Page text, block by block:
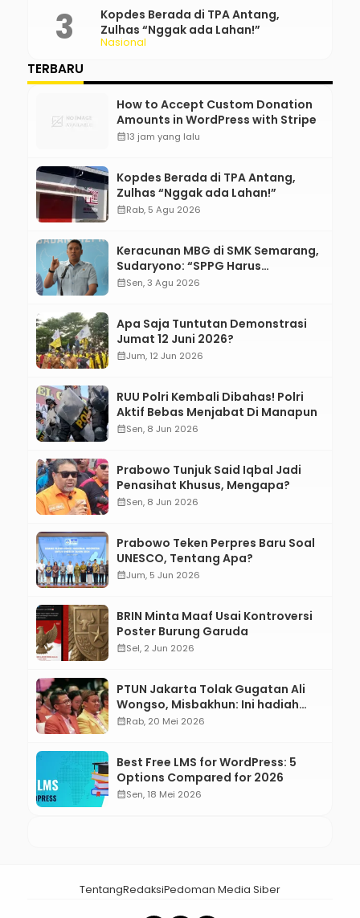
Nasional
Kopdes Berada di TPA Antang,
Zulhas “Nggak ada Lahan!”
TERBARU
How to Accept Custom Donation
Amounts in WordPress with Stripe
calendar_month13 jam yang lalu
Kopdes Berada di TPA Antang,
Zulhas “Nggak ada Lahan!”
calendar_monthRab, 5 Agu 2026
Keracunan MBG di SMK Semarang,
Sudaryono: “SPPG Harus
Bertanggung Jawab!”
calendar_monthSen, 3 Agu 2026
Apa Saja Tuntutan Demonstrasi
Jumat 12 Juni 2026?
calendar_monthJum, 12 Jun 2026
RUU Polri Kembali Dibahas! Polri
Aktif Bebas Menjabat Di Manapun
calendar_monthSen, 8 Jun 2026
Prabowo Tunjuk Said Iqbal Jadi
Penasihat Khusus, Mengapa?
calendar_monthSen, 8 Jun 2026
Prabowo Teken Perpres Baru Soal
UNESCO, Tentang Apa?
calendar_monthJum, 5 Jun 2026
BRIN Minta Maaf Usai Kontroversi
Poster Burung Garuda
calendar_monthSel, 2 Jun 2026
PTUN Jakarta Tolak Gugatan Ali
Wongso, Misbakhun: Ini hadiah
Ulang Tahun Ke-66 SOKSI
calendar_monthRab, 20 Mei 2026
Best Free LMS for WordPress: 5
Options Compared for 2026
calendar_monthSen, 18 Mei 2026
TentangRedaksiPedoman Media Siber